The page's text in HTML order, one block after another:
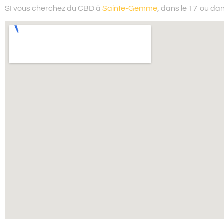
SI vous cherchez du CBD à Sainte-Gemme , dans le 17 ou